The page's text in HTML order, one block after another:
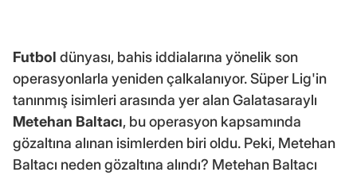
Futbol dünyası, bahis iddialarına yönelik son
operasyonlarla yeniden çalkalanıyor. Süper Lig'in
tanınmış isimleri arasında yer alan Galatasaraylı
Metehan Baltacı, bu operasyon kapsamında
gözaltına alınan isimlerden biri oldu. Peki, Metehan
Baltacı neden gözaltına alındı? Metehan Baltacı